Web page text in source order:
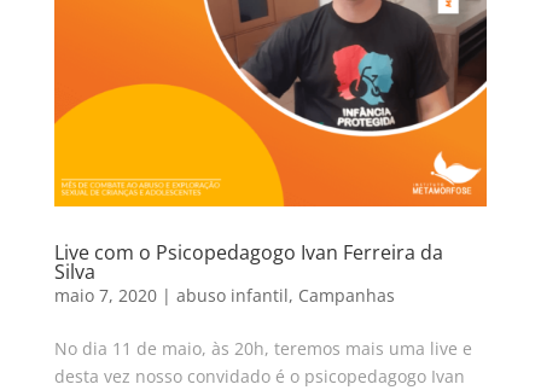
Live com o Psicopedagogo Ivan Ferreira da
Silva
maio 7, 2020| abuso infantil, Campanhas
No dia 11 de maio, às 20h, teremos mais uma live e
desta vez nosso convidado é o psicopedagogo Ivan